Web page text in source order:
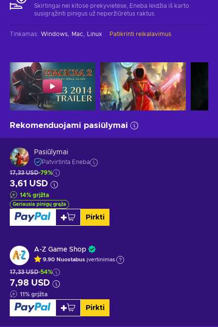
Skirtingai nei kitose prekyvietėse, Eneba leidžia iš karto
susigrąžinti pinigus už neperžiūrėtus raktus.
Tinkamas: Windows Mac Linux Patikrinti reikalavimus
Rekomenduojami pasiūlymai
Pasiūlymai
Patvirtinta Eneba
17,33 USD-79%
3,61 USD
14% grįžta
Geriausia pinigų grąža
Pirkti
A-Z Game Shop
9.90 Nuostabus įvertinimas
17,33 USD-54%
7,98 USD
11% grįžta
Pirkti